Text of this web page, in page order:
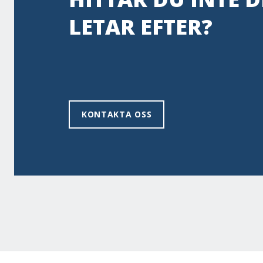
LETAR EFTER?
KONTAKTA OSS